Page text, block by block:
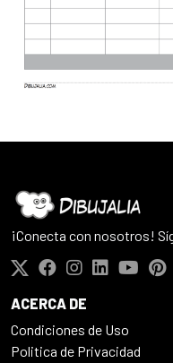
¡Conecta con nosotros!
ACERCA DE
Condiciones de Uso
Politica de Privacidad